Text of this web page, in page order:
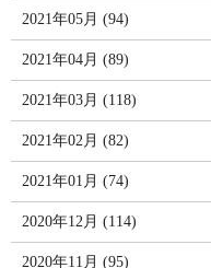
2021年05月 (94)
2021年04月 (89)
2021年03月 (118)
2021年02月 (82)
2021年01月 (74)
2020年12月 (114)
2020年11月 (95)